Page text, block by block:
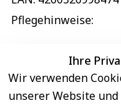
Pflegehinweise:
EU-
Ihre
Wir verwenden
unserer Website